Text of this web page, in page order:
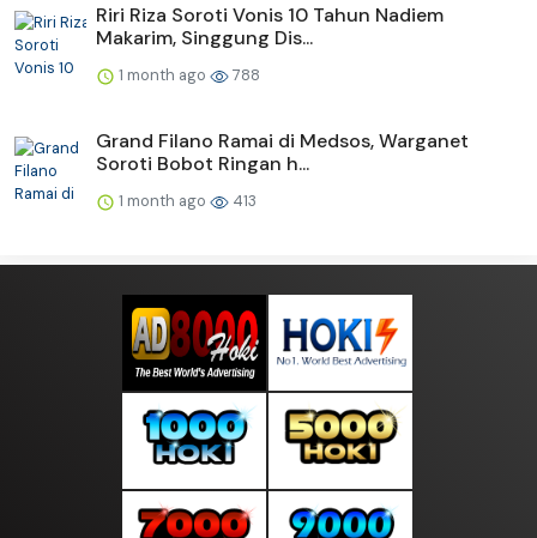
Riri Riza Soroti Vonis 10 Tahun Nadiem
Makarim, Singgung Dis...
1 month ago 788
Grand Filano Ramai di Medsos, Warganet
Soroti Bobot Ringan h...
1 month ago 413